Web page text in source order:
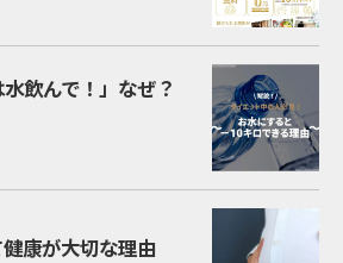
水飲んで！」なぜ？
康が大切な理由